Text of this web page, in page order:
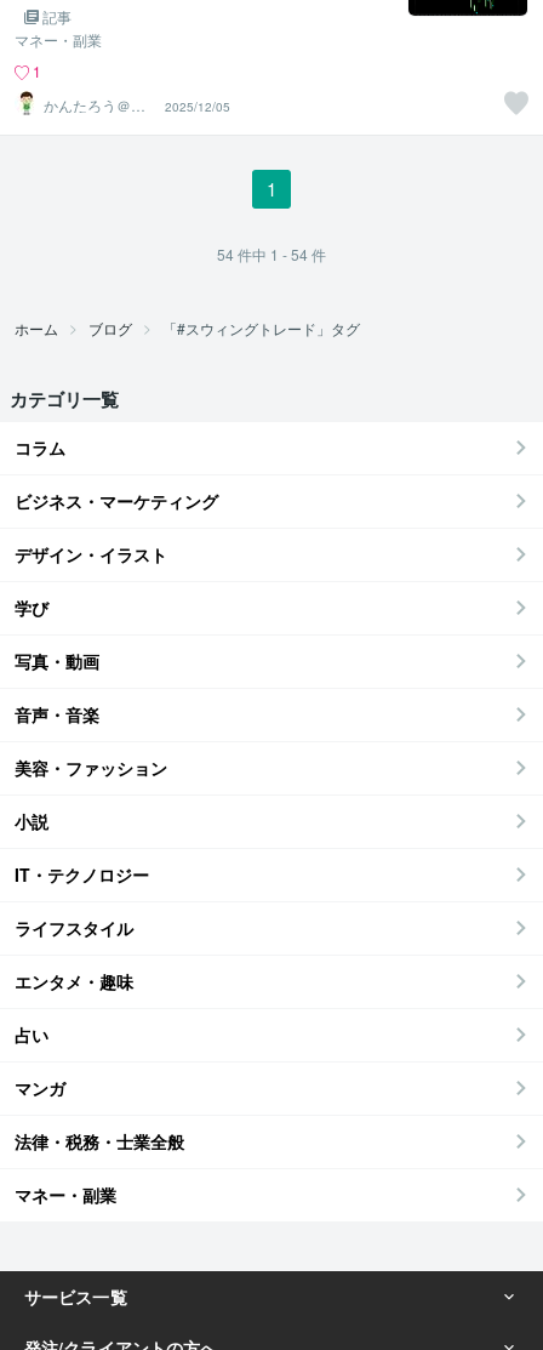
記事
マネー・副業
1
かんたろう＠か
んたんFX
2025/12/05
1
54件中 1 - 54件
ホーム ブログ 「#スウィングトレード」タグ
カテゴリ一覧
コラム
ビジネス・マーケティング
デザイン・イラスト
学び
写真・動画
音声・音楽
美容・ファッション
小説
IT・テクノロジー
ライフスタイル
エンタメ・趣味
占い
マンガ
法律・税務・士業全般
マネー・副業